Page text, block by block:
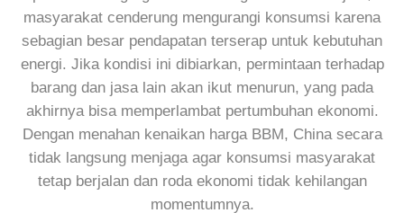
masyarakat cenderung mengurangi konsumsi karena
sebagian besar pendapatan terserap untuk kebutuhan
energi. Jika kondisi ini dibiarkan, permintaan terhadap
barang dan jasa lain akan ikut menurun, yang pada
akhirnya bisa memperlambat pertumbuhan ekonomi.
Dengan menahan kenaikan harga BBM, China secara
tidak langsung menjaga agar konsumsi masyarakat
tetap berjalan dan roda ekonomi tidak kehilangan
momentumnya.